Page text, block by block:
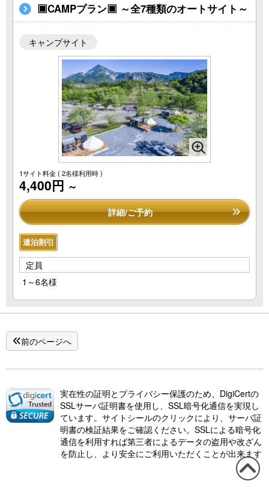
▣CAMPプラン▣ ～全7種類のオートサイト～
キャンプサイト
1サイト料金( 2名様利用時 )
4,400円 ～
詳細/ご予約
連泊割引
定員
1～6名様
前のページへ
実在性の証明とプライバシー保護のため、DigiCertの
SSLサーバ証明書を使用し、SSL暗号化通信を実現し
ています。サイトシールのクリックにより、サーバ証
明書の検証結果をご確認ください。SSLによる暗号化
通信を利用すれば第三者によるデータの盗用や改ざん
を防止し、より安全にご利用いただくことが出来ます